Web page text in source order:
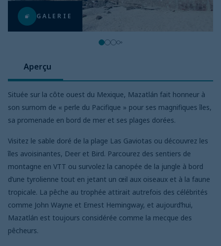
GALERIE
Aperçu
Située sur la côte ouest du Mexique, Mazatlán fait honneur à
son surnom de « perle du Pacifique » pour ses magnifiques îles,
sa promenade en bord de mer et ses plages dorées.
Visitez le sable doré de la plage Las Gaviotas ou découvrez les
îles avoisinantes, Deer et Bird. Parcourez des sentiers de
montagne en VTT ou survolez la canopée de la jungle à bord
d’une tyrolienne tout en jetant un œil aux oiseaux et à la faune
tropicale. La pêche au trophée attirait autrefois des célébrités
comme John Wayne et Ernest Hemingway, et aujourd’hui,
Mazatlán est toujours considérée comme la mecque des
pêcheurs.